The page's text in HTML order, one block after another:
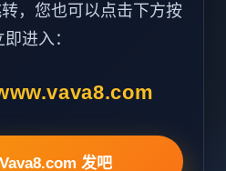
，您也可以点击下方按
进入：
发吧